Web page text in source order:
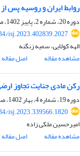
روابط ایران و روسیه پس
دوره 20، شماره 2، پاییز 1402، صفحه
isj.2023.402839.2027
الهه کولایی، سمیه زنگنه
مشاهده مقاله
اصل مقاله
رکن مادی جنایت تجاوز
دوره 19، شماره 4، بهار 1402، صفحه
isj.2023.339566.1820
امیرحسین ملکی زاده
مشاهده مقاله
اصل مقاله